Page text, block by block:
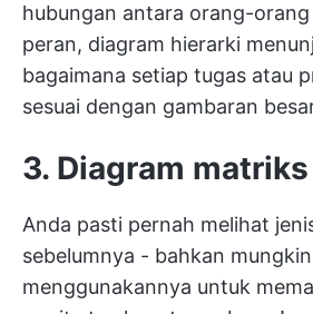
hubungan antara orang-
peran, diagram hierarki
bagaimana setiap tugas atau
sesuai dengan gambaran
3. Diagram matriks
Anda pasti pernah melihat
sebelumnya - bahkan
menggunakannya untuk